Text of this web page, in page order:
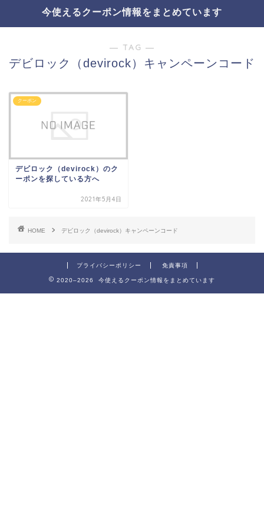
今使えるクーポン情報をまとめています
― TAG ―
デビロック（devirock）キャンペーンコード
クーポン
デビロック（devirock）のク
ーポンを探している方へ
2021年5月4日
HOME デビロック（devirock）キャンペーンコード
プライバシーポリシー 免責事項
2020–2026 今使えるクーポン情報をまとめています